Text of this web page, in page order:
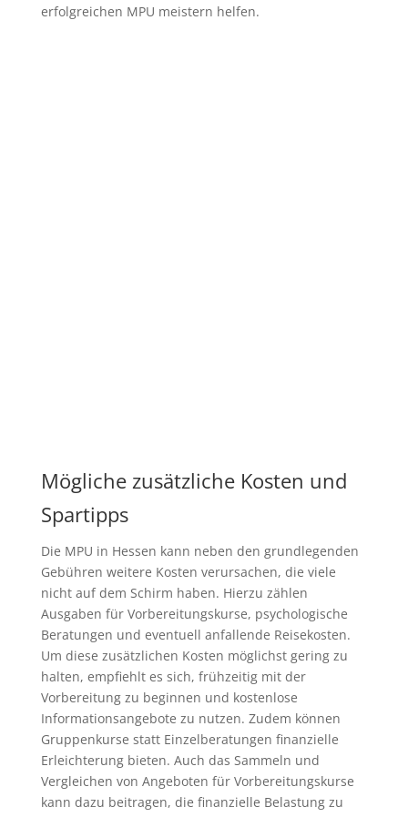
erfolgreichen MPU meistern helfen.
Mögliche zusätzliche Kosten und
Spartipps
Die MPU in Hessen kann neben den grundlegenden
Gebühren weitere Kosten verursachen, die viele
nicht auf dem Schirm haben. Hierzu zählen
Ausgaben für Vorbereitungskurse, psychologische
Beratungen und eventuell anfallende Reisekosten.
Um diese zusätzlichen Kosten möglichst gering zu
halten, empfiehlt es sich, frühzeitig mit der
Vorbereitung zu beginnen und kostenlose
Informationsangebote zu nutzen. Zudem können
Gruppenkurse statt Einzelberatungen finanzielle
Erleichterung bieten. Auch das Sammeln und
Vergleichen von Angeboten für Vorbereitungskurse
kann dazu beitragen, die finanzielle Belastung zu